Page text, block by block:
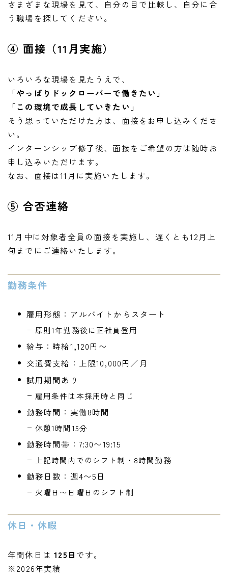
さまざまな現場を見て、自分の目で比較し、自分に合
う職場を探してください。
④ 面接（11月実施）
いろいろな現場を見たうえで、
「やっぱりドックローバーで働きたい」
「この環境で成長していきたい」
そう思っていただけた方は、面接をお申し込みくださ
い。
インターンシップ修了後、面接をご希望の方は随時お
申し込みいただけます。
なお、面接は11月に実施いたします。
⑤ 合否連絡
11月中に対象者全員の面接を実施し、遅くとも12月上
旬までにご連絡いたします。
勤務条件
雇用形態：アルバイトからスタート
原則1年勤務後に正社員登用
給与：時給1,120円〜
交通費支給：上限10,000円／月
試用期間あり
雇用条件は本採用時と同じ
勤務時間：実働8時間
休憩1時間15分
勤務時間帯：7:30〜19:15
上記時間内でのシフト制・8時間勤務
勤務日数：週4〜5日
火曜日〜日曜日のシフト制
休日・休暇
年間休日は 125日 です。
※2026年実績